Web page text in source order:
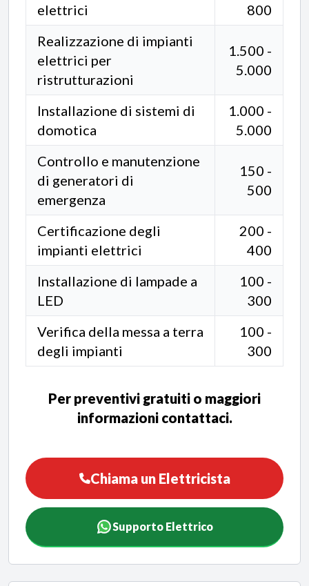
elettrici
800
Realizzazione di impianti
elettrici per
ristrutturazioni
1.500 -
5.000
Installazione di sistemi di
domotica
1.000 -
5.000
Controllo e manutenzione
di generatori di
emergenza
150 -
500
Certificazione degli
impianti elettrici
200 -
400
Installazione di lampade a
LED
100 -
300
Verifica della messa a terra
degli impianti
100 -
300
Per preventivi gratuiti o maggiori
informazioni contattaci.
Chiama un Elettricista
Supporto Elettrico